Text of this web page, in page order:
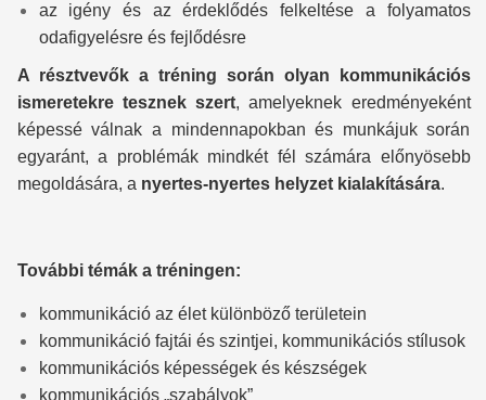
az igény és az érdeklődés felkeltése a folyamatos
odafigyelésre és fejlődésre
A résztvevők a tréning során olyan kommunikációs
ismeretekre tesznek szert, amelyeknek eredményeként
képessé válnak a mindennapokban és munkájuk során
egyaránt, a problémák mindkét fél számára előnyösebb
megoldására, a nyertes-nyertes helyzet kialakítására.
További témák a tréningen:
kommunikáció az élet különböző területein
kommunikáció fajtái és szintjei, kommunikációs stílusok
kommunikációs képességek és készségek
kommunikációs „szabályok”